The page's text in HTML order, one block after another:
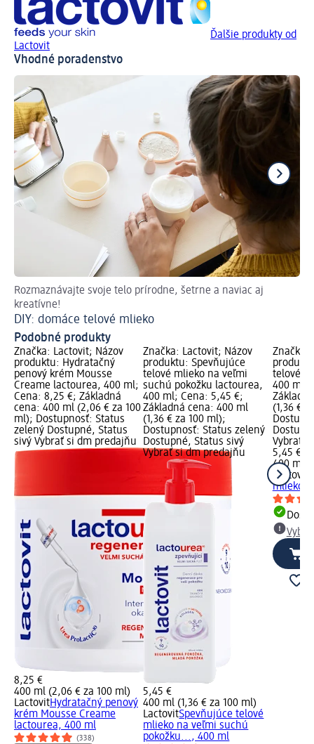
Ďalšie produkty od
Lactovit
Vhodné poradenstvo
Rozmaznávajte svoje telo prírodne, šetrne a naviac aj
kreatívne!
DIY: domáce telové mlieko
Podobné produkty
Značka: Lactovit; Názov
produktu: Hydratačný
penový krém Mousse
Creame lactourea, 400 ml;
Cena: 8,25 €; Základná
cena: 400 ml (2,06 € za 100
ml); Dostupnosť: Status
zelený Dostupné, Status
sivý Vybrať si dm predajňu
8,25 €
400 ml (2,06 € za 100 ml)
LactovitHydratačný penový
krém Mousse Creame
lactourea, 400 ml
(338)
Značka: Lactovit; Názov
produktu: Spevňujúce
telové mlieko na veľmi
suchú pokožku lactourea,
400 ml; Cena: 5,45 €;
Základná cena: 400 ml
(1,36 € za 100 ml);
Dostupnosť: Status zelený
Dostupné, Status sivý
Vybrať si dm predajňu
5,45 €
400 ml (1,36 € za 100 ml)
LactovitSpevňujúce telové
mlieko na veľmi suchú
pokožku..., 400 ml
Značka:
telové
400 ml;
(1,36 €
Vybrať
5,45 €
400 ml
Lactovit
mlieko